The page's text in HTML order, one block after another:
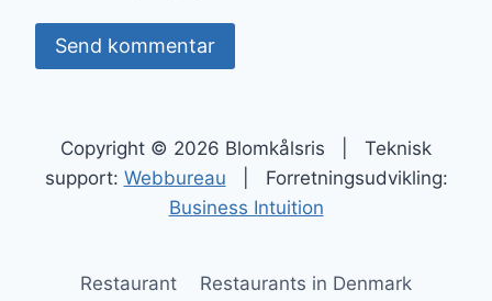
Copyright © 2026 Blomkålsris | Teknisk
support: Webbureau | Forretningsudvikling:
Business Intuition
Restaurant Restaurants in Denmark